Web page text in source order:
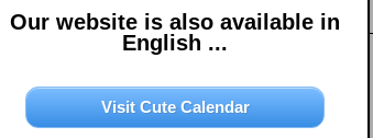
Les prochaines fêtes et
Assomption de Marie
Sa, 15.08.2026
Our website is also available in
English ...
Visit Cute Calendar